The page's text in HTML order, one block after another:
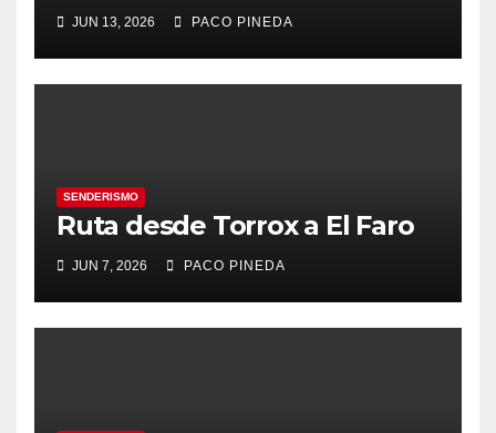
JUN 13, 2026 PACO PINEDA
SENDERISMO
Ruta desde Torrox a El Faro
JUN 7, 2026 PACO PINEDA